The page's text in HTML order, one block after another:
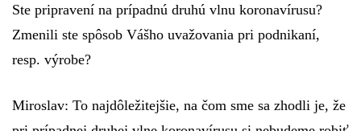
Ste pripravení na prípadnú druhú vlnu koronavírusu?
Zmenili ste spôsob Vášho uvažovania pri podnikaní,
resp. výrobe?
Miroslav: To najdôležitejšie, na čom sme sa zhodli je, že